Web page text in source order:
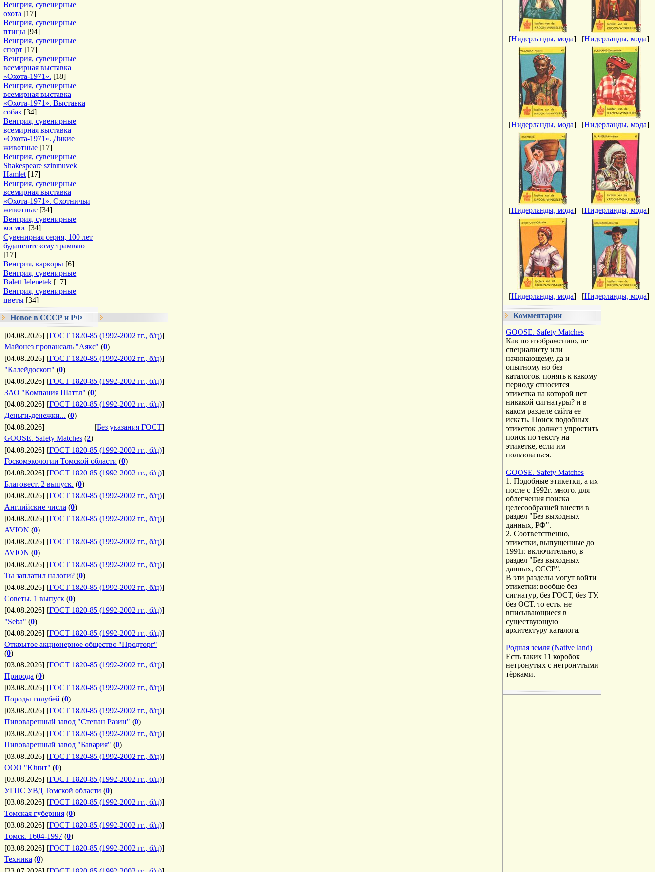
Венгрия, сувенирные,
охота [17]
Венгрия, сувенирные,
птицы [94]
Венгрия, сувенирные,
спорт [17]
Венгрия, сувенирные,
всемирная выставка
«Охота-1971». [18]
Венгрия, сувенирные,
всемирная выставка
«Охота-1971». Выставка
собак [34]
Венгрия, сувенирные,
всемирная выставка
«Охота-1971». Дикие
животные [17]
Венгрия, сувенирные,
Shakespeare szinmuvek
Hamlet [17]
Венгрия, сувенирные,
всемирная выставка
«Охота-1971». Охотничьи
животные [34]
Венгрия, сувенирные,
космос [34]
Сувенирная серия, 100 лет
будапештскому трамваю
[17]
Венгрия, каркоры [6]
Венгрия, сувенирные,
Balett Jelenetek [17]
Венгрия, сувенирные,
цветы [34]
Новое в СССР и РФ
[04.08.2026] [ГОСТ 1820-85 (1992-2002 гг., б/ц)]
Майонез провансаль "Аякс" (0)
[04.08.2026] [ГОСТ 1820-85 (1992-2002 гг., б/ц)]
"Калейдоскоп" (0)
[04.08.2026] [ГОСТ 1820-85 (1992-2002 гг., б/ц)]
ЗАО "Компания Шаттл" (0)
[04.08.2026] [ГОСТ 1820-85 (1992-2002 гг., б/ц)]
Деньги-денежки... (0)
[04.08.2026]
[Без указания ГОСТ]
GOOSE. Safety Matches (2)
[04.08.2026] [ГОСТ 1820-85 (1992-2002 гг., б/ц)]
Госкомэкологии Томской области (0)
[04.08.2026] [ГОСТ 1820-85 (1992-2002 гг., б/ц)]
Благовест. 2 выпуск. (0)
[04.08.2026] [ГОСТ 1820-85 (1992-2002 гг., б/ц)]
Английские числа (0)
[04.08.2026] [ГОСТ 1820-85 (1992-2002 гг., б/ц)]
AVION (0)
[04.08.2026] [ГОСТ 1820-85 (1992-2002 гг., б/ц)]
AVION (0)
[04.08.2026] [ГОСТ 1820-85 (1992-2002 гг., б/ц)]
Ты заплатил налоги? (0)
[04.08.2026] [ГОСТ 1820-85 (1992-2002 гг., б/ц)]
Советы. 1 выпуск (0)
[04.08.2026] [ГОСТ 1820-85 (1992-2002 гг., б/ц)]
"Seba" (0)
[04.08.2026] [ГОСТ 1820-85 (1992-2002 гг., б/ц)]
Открытое акционерное общество "Продторг"
(0)
[03.08.2026] [ГОСТ 1820-85 (1992-2002 гг., б/ц)]
Природа (0)
[03.08.2026] [ГОСТ 1820-85 (1992-2002 гг., б/ц)]
Породы голубей (0)
[03.08.2026] [ГОСТ 1820-85 (1992-2002 гг., б/ц)]
Пивоваренный завод "Степан Разин" (0)
[03.08.2026] [ГОСТ 1820-85 (1992-2002 гг., б/ц)]
Пивоваренный завод "Бавария" (0)
[03.08.2026] [ГОСТ 1820-85 (1992-2002 гг., б/ц)]
ООО "Юнит" (0)
[03.08.2026] [ГОСТ 1820-85 (1992-2002 гг., б/ц)]
УГПС УВД Томской области (0)
[03.08.2026] [ГОСТ 1820-85 (1992-2002 гг., б/ц)]
Томская губерния (0)
[03.08.2026] [ГОСТ 1820-85 (1992-2002 гг., б/ц)]
Томск. 1604-1997 (0)
[03.08.2026] [ГОСТ 1820-85 (1992-2002 гг., б/ц)]
Техника (0)
[Нидерланды, мода] [Нидерланды, мода]
[Нидерланды, мода] [Нидерланды, мода]
[Нидерланды, мода] [Нидерланды, мода]
[Нидерланды, мода] [Нидерланды, мода]
Комментарии
GOOSE. Safety Matches
Как по изображению, не
специалисту или
начинающему, да и
опытному но без
каталогов, понять к какому
периоду относится
этикетка на которой нет
никакой сигнатуры? и в
каком разделе сайта ее
искать. Поиск подобных
этикеток должен упростить
поиск по тексту на
этикетке, если им
пользоваться.
GOOSE. Safety Matches
1. Подобные этикетки, а их
после с 1992г. много, для
облегчения поиска
целесообразней внести в
раздел "Без выходных
данных, РФ".
2. Соответственно,
этикетки, выпущенные до
1991г. включительно, в
раздел "Без выходных
данных, СССР".
В эти разделы могут войти
этикетки: вообще без
сигнатур, без ГОСТ, без ТУ,
без ОСТ, то есть, не
вписывающиеся в
существующую
архитектуру каталога.
Родная земля (Native land)
Есть таких 11 коробок
нетронутых с нетронутыми
тёрками.